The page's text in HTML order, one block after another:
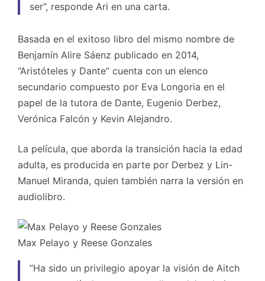
ser”, responde Ari en una carta.
Basada en el exitoso libro del mismo nombre de
Benjamín Alire Sáenz publicado en 2014,
“Aristóteles y Dante” cuenta con un elenco
secundario compuesto por Eva Longoria en el
papel de la tutora de Dante, Eugenio Derbez,
Verónica Falcón y Kevin Alejandro.
La película, que aborda la transición hacia la edad
adulta, es producida en parte por Derbez y Lin-
Manuel Miranda, quien también narra la versión en
audiolibro.
Max Pelayo y Reese Gonzales
“Ha sido un privilegio apoyar la visión de Aitch